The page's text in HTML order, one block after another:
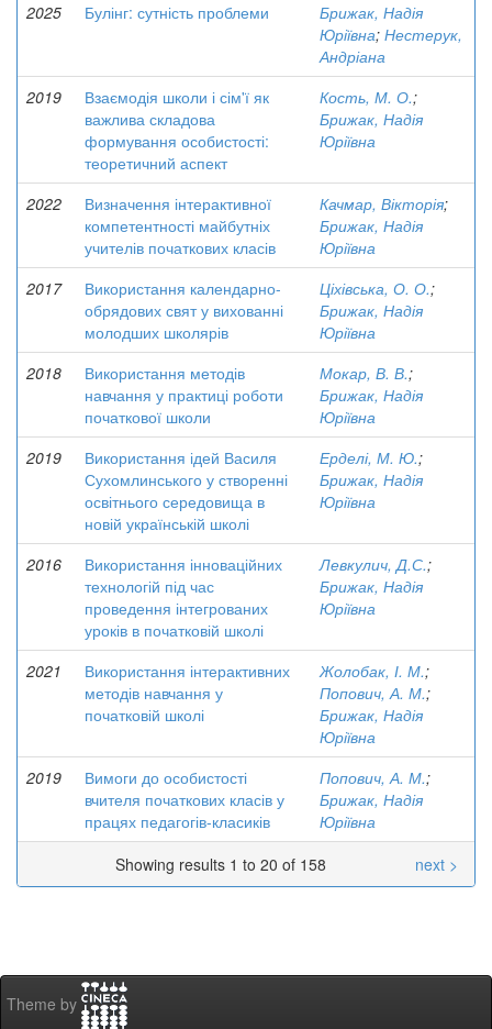
2025
Булінг: сутність проблеми
Брижак, Надія
Юріївна; Нестерук,
Андріана
2019
Взаємодія школи і сім'ї як
важлива складова
формування особистості:
теоретичний аспект
Кость, М. О.;
Брижак, Надія
Юріївна
2022
Визначення інтерактивної
компетентності майбутніх
учителів початкових класів
Качмар, Вікторія;
Брижак, Надія
Юріївна
2017
Використання календарно-
обрядових свят у вихованні
молодших школярів
Ціхівська, О. О.;
Брижак, Надія
Юріївна
2018
Використання методів
навчання у практиці роботи
початкової школи
Мокар, В. В.;
Брижак, Надія
Юріївна
2019
Використання ідей Василя
Сухомлинського у створенні
освітнього середовища в
новій українській школі
Ерделі, М. Ю.;
Брижак, Надія
Юріївна
2016
Використання інноваційних
технологій під час
проведення інтегрованих
уроків в початковій школі
Левкулич, Д.С.;
Брижак, Надія
Юріївна
2021
Використання інтерактивних
методів навчання у
початковій школі
Жолобак, І. М.;
Попович, А. М.;
Брижак, Надія
Юріївна
2019
Вимоги до особистості
вчителя початкових класів у
працях педагогів-класиків
Попович, А. М.;
Брижак, Надія
Юріївна
Showing results 1 to 20 of 158
next >
Theme by